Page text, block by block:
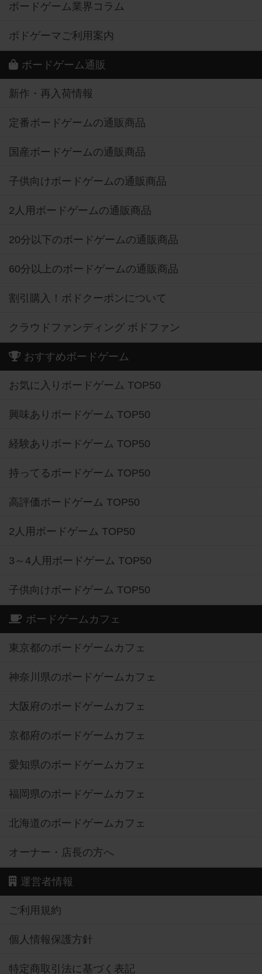
ボードゲーム業界コラム
ボドゲーマご利用案内
ボードゲーム通販
新作・再入荷情報
定番ボードゲームの通販商品
国産ボードゲームの通販商品
子供向けボードゲームの通販商品
2人用ボードゲームの通販商品
20分以下のボードゲームの通販商品
60分以上のボードゲームの通販商品
割引購入！ボドクーポンについて
クラウドファンディング ボドファン
おすすめボードゲーム
お気に入りボードゲーム TOP50
興味ありボードゲーム TOP50
経験ありボードゲーム TOP50
持ってるボードゲーム TOP50
高評価ボードゲーム TOP50
2人用ボードゲーム TOP50
3～4人用ボードゲーム TOP50
子供向けボードゲーム TOP50
ボードゲームカフェ
東京都のボードゲームカフェ
神奈川県のボードゲームカフェ
大阪府のボードゲームカフェ
京都府のボードゲームカフェ
愛知県のボードゲームカフェ
福岡県のボードゲームカフェ
北海道のボードゲームカフェ
オーナー・店長の方へ
運営者情報
ご利用規約
個人情報保護方針
特定商取引法に基づく表記